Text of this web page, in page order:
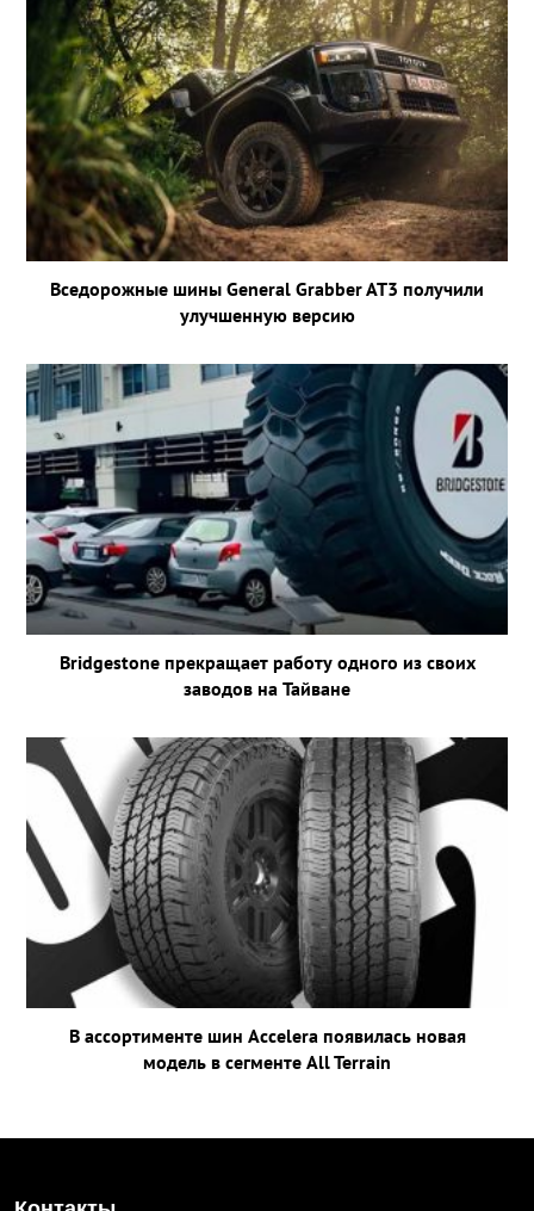
Вседорожные шины General Grabber AT3 получили
улучшенную версию
Bridgestone прекращает работу одного из своих
заводов на Тайване
В ассортименте шин Accelera появилась новая
модель в сегменте All Terrain